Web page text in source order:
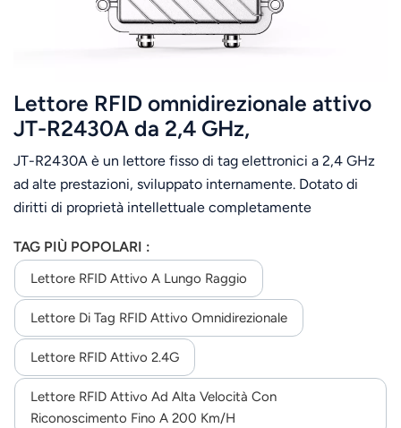
Lettore RFID omnidirezionale attivo
JT-R2430A da 2,4 GHz,
impermeabile, per esterni.
JT-R2430A è un lettore fisso di tag elettronici a 2,4 GHz
ad alte prestazioni, sviluppato internamente. Dotato di
diritti di proprietà intellettuale completamente
offrendo elevate capacità di riconoscimento di più tag,
un'ampia distanza di lettura, prestazioni di protezione
elevate e facilità di installazione e configurazione.
TAG PIÙ POPOLARI :
Lettore RFID Attivo A Lungo Raggio
Lettore Di Tag RFID Attivo Omnidirezionale
Lettore RFID Attivo 2.4G
Lettore RFID Attivo Ad Alta Velocità Con
Riconoscimento Fino A 200 Km/h